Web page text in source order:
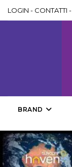
LOGIN - CONTATTI -
BRAND